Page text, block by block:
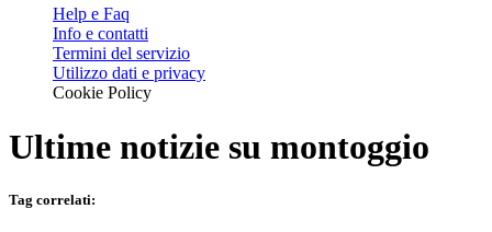
Help e Faq
Info e contatti
Termini del servizio
Utilizzo dati e privacy
Cookie Policy
Ultime notizie su montoggio
Tag correlati: